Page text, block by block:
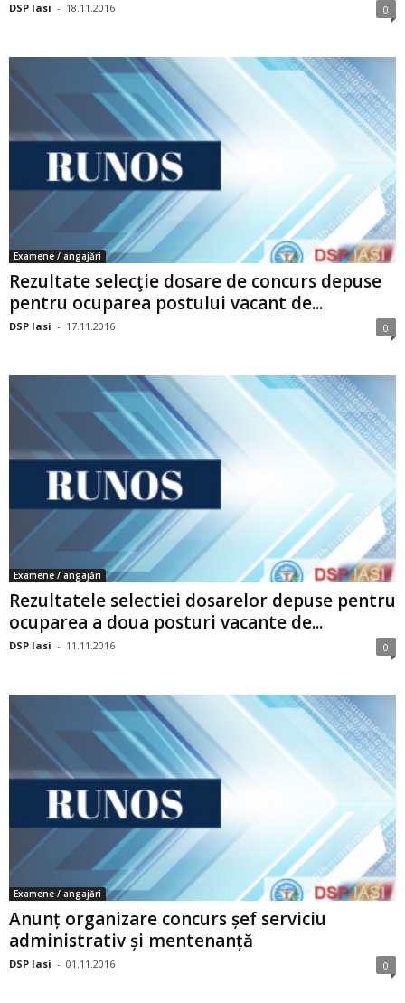
DSP Iasi - 18.11.2016 0
Examene / angajări
Rezultate selecţie dosare de concurs depuse
pentru ocuparea postului vacant de...
DSP Iasi - 17.11.2016 0
Examene / angajări
Rezultatele selectiei dosarelor depuse pentru
ocuparea a doua posturi vacante de...
DSP Iasi - 11.11.2016 0
Examene / angajări
Anunț organizare concurs șef serviciu
administrativ și mentenanță
DSP Iasi - 01.11.2016 0